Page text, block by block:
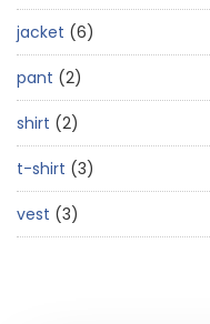
jacket 6
pant 2
shirt 2
t-shirt 3
vest 3